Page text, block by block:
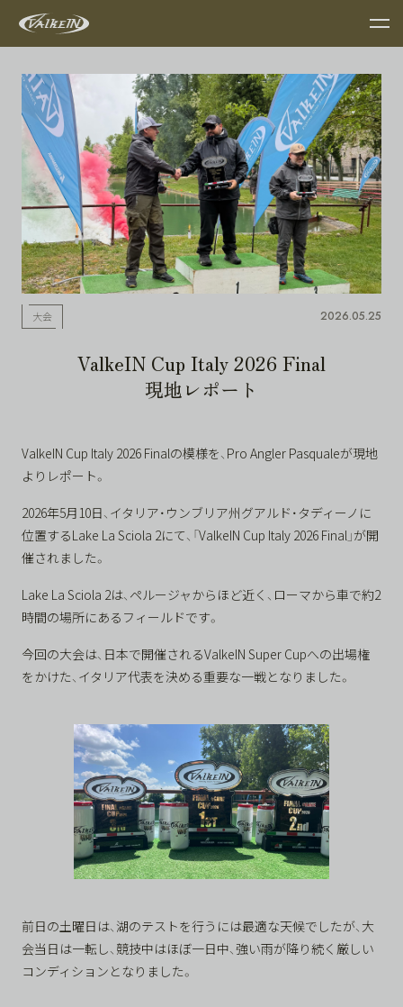
大会 2026.05.25
ValkeIN Cup Italy 2026 Final
現地レポート
ValkeIN Cup Italy 2026 Finalの模様を、Pro Angler Pasqualeが現地
よりレポート。
2026年5月10日、イタリア・ウンブリア州グアルド・タディーノに
位置するLake La Sciola 2にて、「ValkeIN Cup Italy 2026 Final」が開
催されました。
Lake La Sciola 2は、ペルージャからほど近く、ローマから車で約2
時間の場所にあるフィールドです。
今回の大会は、日本で開催されるValkeIN Super Cupへの出場権
をかけた、イタリア代表を決める重要な一戦となりました。
前日の土曜日は、湖のテストを行うには最適な天候でしたが、大
会当日は一転し、競技中はほぼ一日中、強い雨が降り続く厳しい
コンディションとなりました。